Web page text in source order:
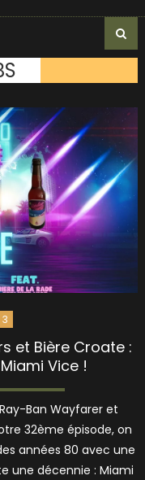
et Bière Croate :
Vice !
Ban Wayfarer et
32ème épisode, on
années 80 avec une
une décennie : Miami